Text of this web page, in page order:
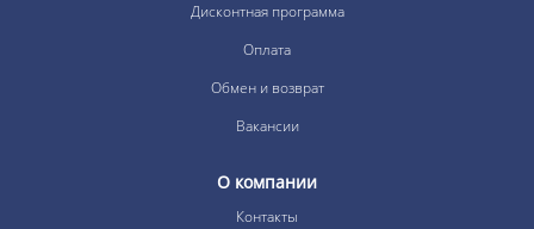
Дисконтная программа
Оплата
Обмен и возврат
Вакансии
О компании
Контакты